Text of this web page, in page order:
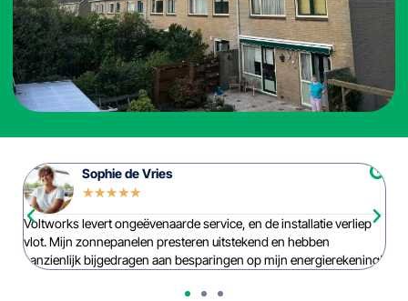
Sophie de Vries
☆☆☆☆☆
Voltworks levert ongeëvenaarde service, en de installatie verliep
vlot. Mijn zonnepanelen presteren uitstekend en hebben
aanzienlijk bijgedragen aan besparingen op mijn energierekening!